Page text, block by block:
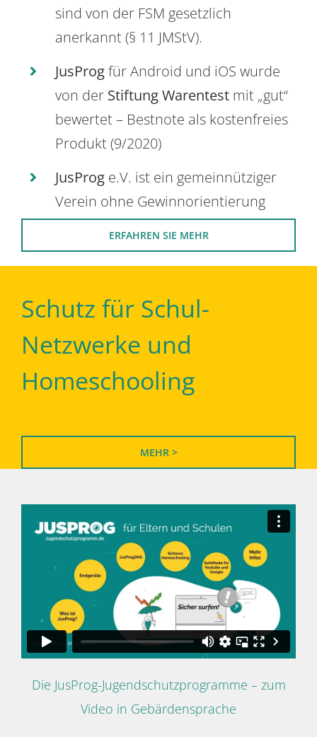
sind von der FSM gesetzlich
anerkannt (§ 11 JMStV).
JusProgfür Android und iOS wurde
von der Stiftung Warentest mit „gut“
bewertet – Bestnote als kostenfreies
Produkt (9/2020)
JusProg e.V. ist ein gemeinnütziger
Verein ohne Gewinnorientierung
ERFAHREN SIE MEHR
Schutz für Schul-
Netzwerke und
Homeschooling
MEHR >
Die JusProg-Jugendschutzprogramme – zum
Video in Gebärdensprache